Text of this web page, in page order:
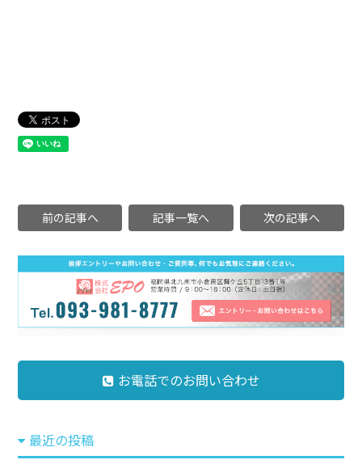
前の記事へ 記事一覧へ 次の記事へ
お電話でのお問い合わせ
最近の投稿